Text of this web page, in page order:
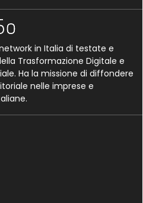
in Italia di testate e
Trasformazione Digitale e
Ha la missione di diffondere
nelle imprese e